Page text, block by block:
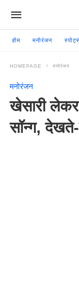
होम मनोरंजन
HOMEPAGE मनोरंजन
मनोरंजन
खेसारी
सॉन्ग,